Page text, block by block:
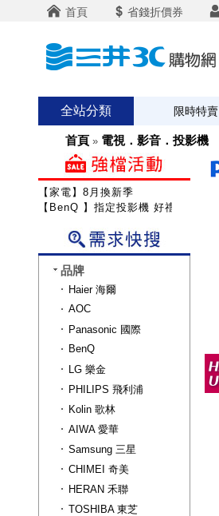
首頁 省錢折價券
全站分類 限時特賣
首頁 » 電視．影音．投影機
【家電】8月換新季
【BenQ 】指定投影機 好禮雙重送
品牌
Haier 海爾
AOC
Panasonic 國際
BenQ
LG 樂金
PHILIPS 飛利浦
Kolin 歌林
AIWA 愛華
Samsung 三星
CHIMEI 奇美
HERAN 禾聯
TOSHIBA 東芝